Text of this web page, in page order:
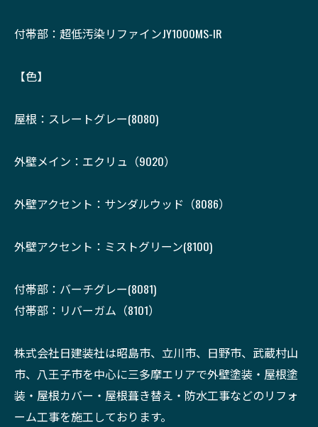
付帯部：超低汚染リファインJY1000MS-IR
【色】
屋根：スレートグレー(8080)
外壁メイン：エクリュ（9020）
外壁アクセント：サンダルウッド（8086）
外壁アクセント：ミストグリーン(8100)
付帯部：バーチグレー(8081)
付帯部：リバーガム（8101）
株式会社日建装社は昭島市、立川市、日野市、武蔵村山
市、八王子市を中心に三多摩エリアで外壁塗装・屋根塗
装・屋根カバー・屋根葺き替え・防水工事などのリフォ
ーム工事を施工しております。